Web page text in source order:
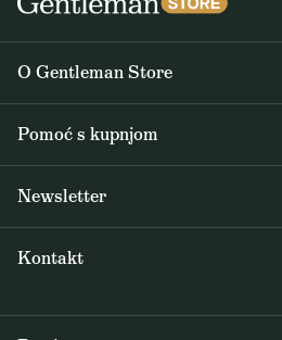
O Gentleman Store
Pomoć s kupnjom
Opći uvjeti poslovanja
Newsletter
novim proizvodima i posebnim ponudama
Kontakt